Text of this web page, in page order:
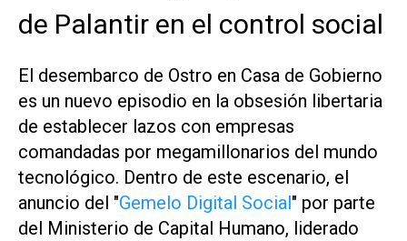
de Palantir en el control social
El desembarco de Ostro en Casa de Gobierno
es un nuevo episodio en la obsesión libertaria
de establecer lazos con empresas
comandadas por megamillonarios del mundo
tecnológico. Dentro de este escenario, el
anuncio del "Gemelo Digital Social" por parte
del Ministerio de Capital Humano, liderado